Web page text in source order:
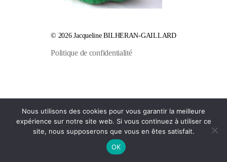
© 2026Jacqueline BILHERAN-GAILLARD
Politique de confidentialité
Nous utilisons des cookies pour vous garantir la meilleure
expérience sur notre site web. Si vous continuez à utiliser ce
site, nous supposerons que vous en êtes satisfait.
OK